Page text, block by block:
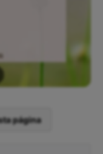
página